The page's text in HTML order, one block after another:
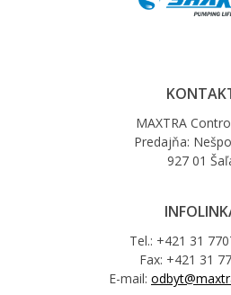
MAXTRA
Predajňa:
927 01
Tel.: +421 31
Fax: +421 31
E-mail: